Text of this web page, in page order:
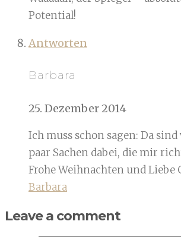
Potential!
Antworten
Barbara
25. Dezember 2014
Ich muss schon sagen: Da
paar Sachen dabei, die mir
Frohe Weihnachten und Liebe
Barbara
Leave a comment